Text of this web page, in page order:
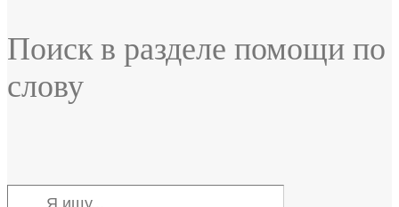
Поиск в разделе помощи по
слову